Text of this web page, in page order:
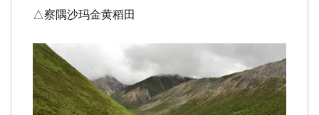
△察隅沙玛金黄稻田